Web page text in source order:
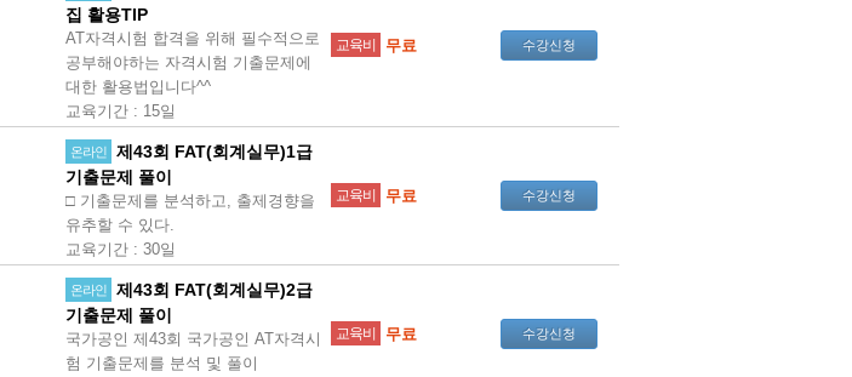
집 활용TIP
AT자격시험 합격을 위해 필수적으로
공부해야하는 자격시험 기출문제에
대한 활용법입니다^^
교육기간 : 15일
교육비 무료 수강신청
온라인
제43회 FAT(회계실무)1급
기출문제 풀이
□ 기출문제를 분석하고, 출제경향을
유추할 수 있다.
교육기간 : 30일
교육비 무료 수강신청
온라인
제43회 FAT(회계실무)2급
기출문제 풀이
국가공인 제43회 국가공인 AT자격시
험 기출문제를 분석 및 풀이
교육비 무료 수강신청